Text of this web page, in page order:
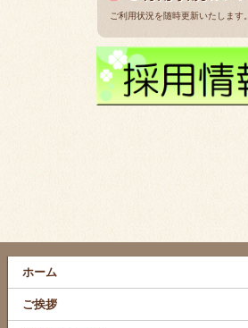
ご利用状況を随時更新いたします。
ホーム
ご挨拶